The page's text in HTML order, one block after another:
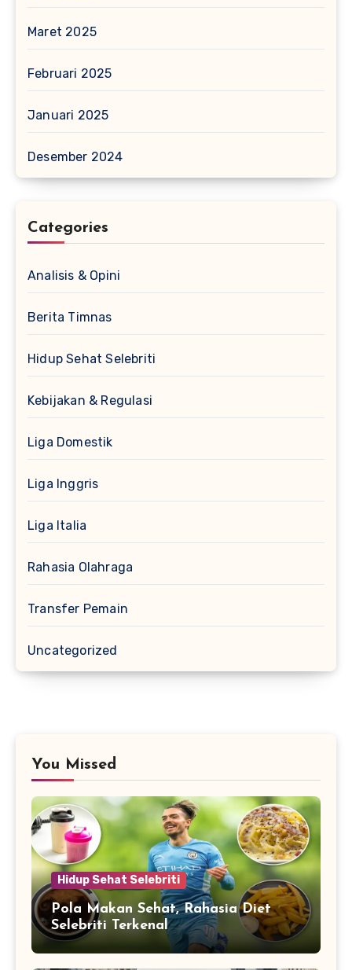
Maret 2025
Februari 2025
Januari 2025
Desember 2024
Categories
Analisis & Opini
Berita Timnas
Hidup Sehat Selebriti
Kebijakan & Regulasi
Liga Domestik
Liga Inggris
Liga Italia
Rahasia Olahraga
Transfer Pemain
Uncategorized
You Missed
Hidup Sehat Selebriti
Pola Makan Sehat, Rahasia Diet
Selebriti Terkenal